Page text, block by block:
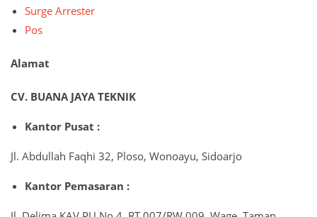
Surge Arrester
Pos
Alamat
CV. BUANA JAYA TEKNIK
Kantor Pusat :
Jl. Abdullah Faqhi 32, Ploso, Wonoayu, Sidoarjo
Kantor Pemasaran :